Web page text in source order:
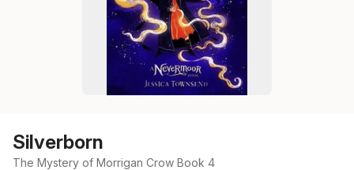
Silverborn
The Mystery of Morrigan Crow Book 4